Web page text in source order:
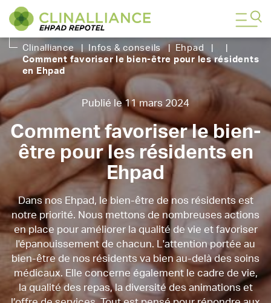
Clinalliance Infos & conseils | Ehpad
Comment favoriser le bien-être pour les résidents
en Ehpad
Publié le 11 mars 2024
Comment favoriser le bien-
être pour les résidents en
Ehpad
Dans nos Ehpad, le bien-être de nos résidents est
notre priorité. Nous mettons de nombreuses actions
en place pour améliorer la qualité de vie et favoriser
l'épanouissement de chacun. L'attention portée au
bien-être de nos résidents va bien au-delà des soins
médicaux. Elle concerne également le cadre de vie,
la qualité des repas, la diversité des animations et